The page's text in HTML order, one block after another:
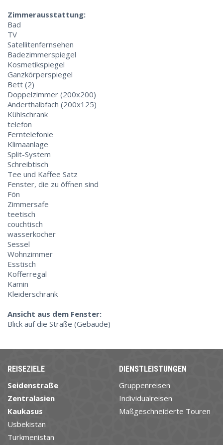
Zimmerausstattung:
Bad
TV
Satellitenfernsehen
Badezimmerspiegel
Kosmetikspiegel
Ganzkörperspiegel
Bett (2)
Doppelzimmer (200x200)
Anderthalbfach (200x125)
Kühlschrank
telefon
Ferntelefonie
Klimaanlage
Split-System
Schreibtisch
Tee und Kaffee Satz
Fenster, die zu öffnen sind
Fön
Zimmersafe
teetisch
couchtisch
wasserkocher
Sessel
Wohnzimmer
Esstisch
Kofferregal
Kamin
Kleiderschrank
Ansicht aus dem Fenster:
Blick auf die Straße (Gebaüde)
REISEZIELE
Seidenstraße
Zentralasien
Kaukasus
Usbekistan
Turkmenistan
DIENSTLEISTUNGEN
Gruppenreisen
Individualreisen
Maßgeschneiderte Touren